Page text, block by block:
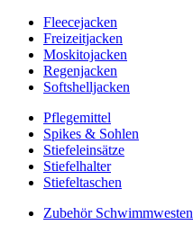
Fleecejacken
Freizeitjacken
Moskitojacken
Regenjacken
Softshelljacken
Pflegemittel
Spikes & Sohlen
Stiefeleinsätze
Stiefelhalter
Stiefeltaschen
Zubehör Schwimmwesten